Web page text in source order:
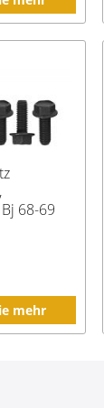
68-69
mehr